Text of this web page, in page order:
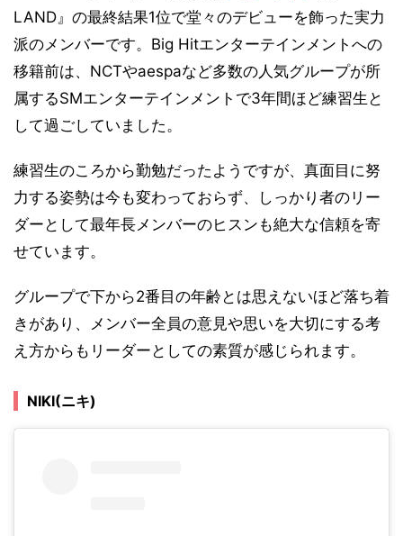
LAND』の最終結果1位で堂々のデビューを飾った実力
派のメンバーです。Big Hitエンターテインメントへの
移籍前は、NCTやaespaなど多数の人気グループが所
属するSMエンターテインメントで3年間ほど練習生と
して過ごしていました。
練習生のころから勤勉だったようですが、真面目に努
力する姿勢は今も変わっておらず、しっかり者のリー
ダーとして最年長メンバーのヒスンも絶大な信頼を寄
せています。
グループで下から2番目の年齢とは思えないほど落ち着
きがあり、メンバー全員の意見や思いを大切にする考
え方からもリーダーとしての素質が感じられます。
NIKI(ニキ)